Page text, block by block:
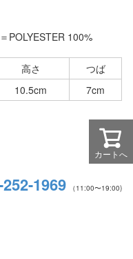
POLYESTER 100%
高さ
つば
10.5cm 7cm
1969 （11:00〜19:00)
カートへ